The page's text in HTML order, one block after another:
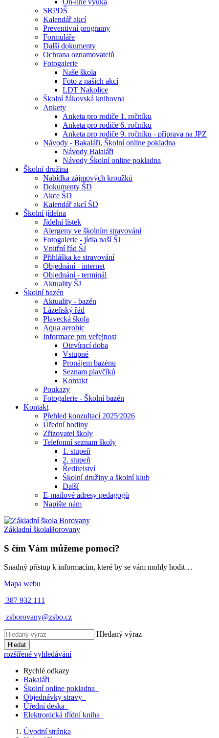
On-line výuka
SRPDŠ
Kalendář akcí
Preventivní programy
Formuláře
Další dokumenty
Ochrana oznamovatelů
Fotogalerie
Naše škola
Foto z našich akcí
LDT Nakolice
Školní žákovská knihovna
Ankety
Anketa pro rodiče 1. ročníku
Anketa pro rodiče 6. ročníku
Anketa pro rodiče 9. ročníku - příprava na JPZ
Návody - Bakaláři, Školní online pokladna
Návody Balaláři
Návody Školní online pokladna
Školní družina
Nabídka zájmových kroužků
Dokumenty ŠD
Akce ŠD
Kalendář akcí ŠD
Školní jídelna
Jídelní lístek
Alergeny ve školním stravování
Fotogalerie - jídla naší ŠJ
Vnitřní řád ŠJ
Přihláška ke stravování
Objednání - internet
Objednání - terminál
Aktuality ŠJ
Školní bazén
Aktuality - bazén
Lázeňský řád
Plavecká škola
Aqua aerobic
Informace pro veřejnost
Otevírací doba
Vstupné
Pronájem bazénu
Seznam plavčíků
Kontakt
Poukazy
Fotogalerie - Školní bazén
Kontakt
Přehled konzultací 2025⁄2026
Úřední hodiny
Zřizovatel školy
Telefonní seznam školy
1. stupeň
2. stupeň
Ředitelství
Školní družiny a školní klub
Další
E-mailové adresy pedagogů
Napište nám
Základní školaBorovany
S čím Vám můžeme pomoci?
Snadný přístup k informacím, které by se vám mohly hodit…
Mapa webu
387 932 111
zsborovany@zsbo.cz
Hledaný výraz
Hledat
rozšířené vyhledávání
Rychlé odkazy
Bakaláři
Školní online pokladna
Objednávky stravy
Úřední deska
Elektronická třídní kniha
Úvodní stránka